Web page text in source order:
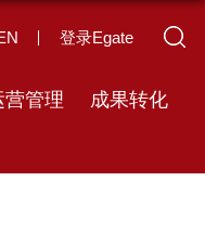
登录Egate
营管理 成果转化